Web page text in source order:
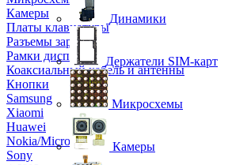
Камеры
Платы клавиатуры
Разъемы зарядки
Рамки дисплея
Коаксиальный кабель и антенны
Кнопки
Samsung
Xiaomi
Huawei
Nokia/Microsoft
Sony
Динамики
Держатели SIM-карт
Микросхемы
Камеры